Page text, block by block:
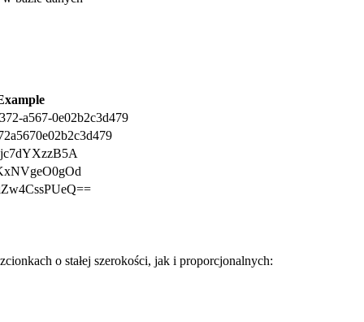
a567-0e02b2c3d479
o stałej szerokości, jak i proporcjonalnych: